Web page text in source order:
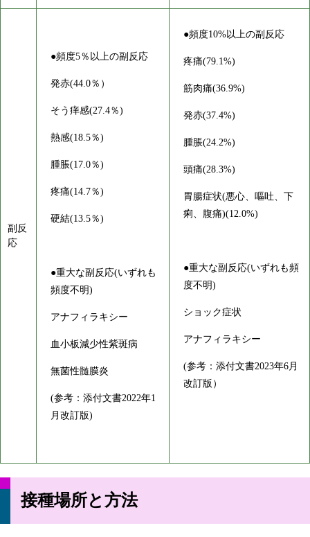
副反
応
●頻度5％以上の副反応
発赤(44.0％）
そう痒感(27.4％)
熱感(18.5％)
腫脹(17.0％)
疼痛(14.7％)
硬結(13.5％)
●重大な副反応(いずれも
頻度不明)
アナフィラキシー
血小板減少性紫斑病
無菌性髄膜炎
(参考：添付文書2022年1
月改訂版)
●頻度10%以上の副反応
疼痛(79.1%)
筋肉痛(36.9%)
発赤(37.4%)
腫脹(24.2%)
頭痛(28.3%)
胃腸症状(悪心、嘔吐、下
痢、腹痛)(12.0%)
●重大な副反応(いずれも頻
度不明)
ショック症状
アナフィラキシー
(参考：添付文書2023年6月
改訂版）
接種場所と方法